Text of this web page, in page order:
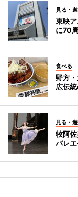
見る・
東映
に70
食べる
野方
広伝
見る・
牧阿
バレエ